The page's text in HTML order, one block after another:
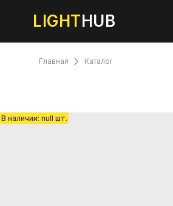
LIGHTHUB
Каталог
Главная